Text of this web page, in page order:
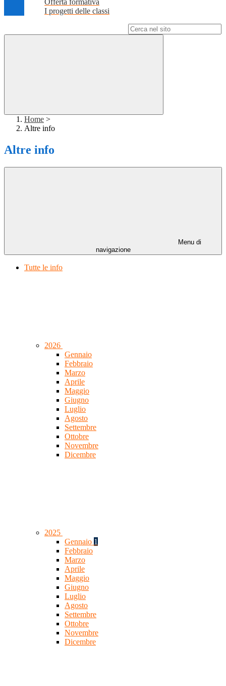
Offerta formativa
I progetti delle classi
Home >
Altre info
Altre info
Menu di
navigazione
Tutte le info
2026
Gennaio
Febbraio
Marzo
Aprile
Maggio
Giugno
Luglio
Agosto
Settembre
Ottobre
Novembre
Dicembre
2025
Gennaio 1
Febbraio
Marzo
Aprile
Maggio
Giugno
Luglio
Agosto
Settembre
Ottobre
Novembre
Dicembre